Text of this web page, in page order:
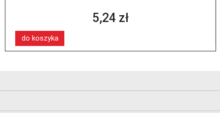
5,24 zł
do koszyka